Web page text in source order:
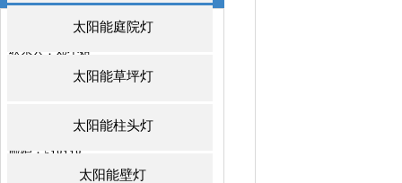
太阳能庭院灯
太阳能草坪灯
太阳能柱头灯
太阳能壁灯
深圳市威诺华科技开发有限公司
联系人：郑小姐
邮箱：jeniffer@we-nova.com
传真：0755-84889992
邮编：518118
地址：深圳市龙岗区中心城龙岗大道